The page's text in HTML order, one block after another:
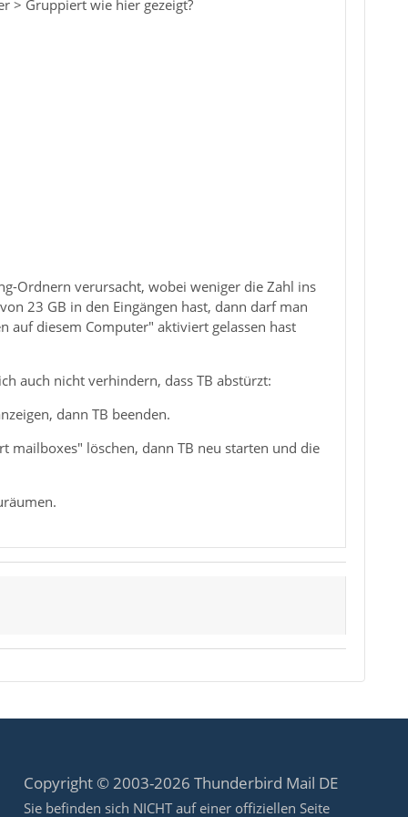
> Gruppiert wie hier gezeigt?
Ordnern verursacht, wobei weniger die Zahl ins
23 GB in den Eingängen hast, dann darf man
auf diesem Computer" aktiviert gelassen hast
auch nicht verhindern, dass TB abstürzt:
dann TB beenden.
löschen, dann TB neu starten und die
Copyright © 2003-2026 Thunderbird Mail DE
Sie befinden sich NICHT auf einer offiziellen Seite